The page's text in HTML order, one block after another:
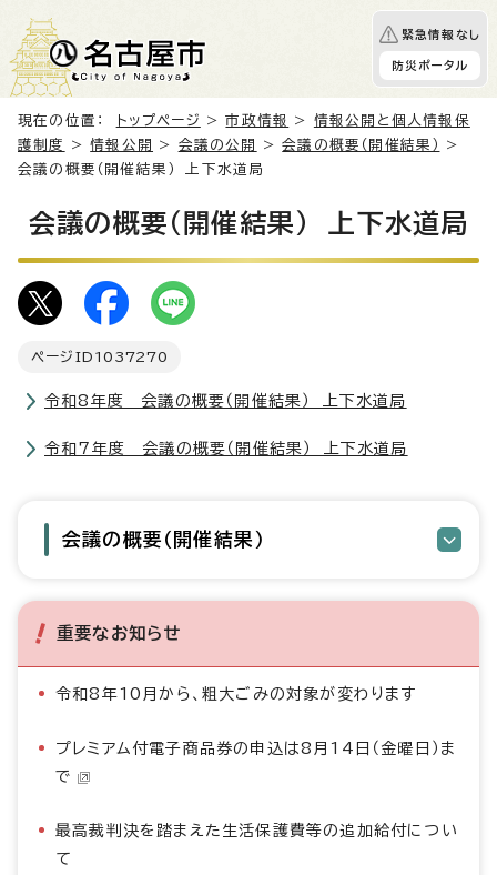
緊急情報なし
防災ポータル
現在の位置： トップページ >市政情報 > 情報公開と個人情報保
護制度
>情報公開 > 会議の公開 >会議の概要（開催結果）
>
会議の概要（開催結果） 上下水道局
会議の概要（開催結果） 上下水道局
ページID 1037270
令和8年度 会議の概要（開催結果） 上下水道局
令和7年度 会議の概要（開催結果） 上下水道局
会議の概要（開催結果）
重要なお知らせ
令和8年10月から、粗大ごみの対象が変わります
プレミアム付電子商品券の申込は8月14日（金曜日）ま
で
最高裁判決を踏まえた生活保護費等の追加給付につい
て